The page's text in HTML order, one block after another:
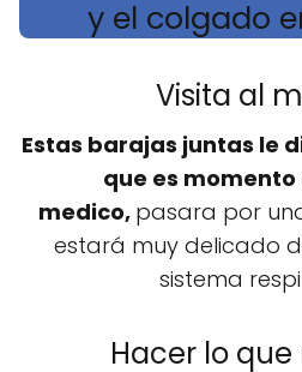
y el colgado
Visita al
Estas barajas juntas le
que es
medico, pasara por
estará muy delicado
sistema
Hacer lo